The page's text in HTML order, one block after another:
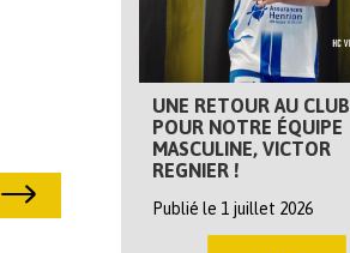
UNE RETOUR AU CLUB
POUR NOTRE ÉQUIPE
MASCULINE, VICTOR
REGNIER !
Publié le 1 juillet 2026